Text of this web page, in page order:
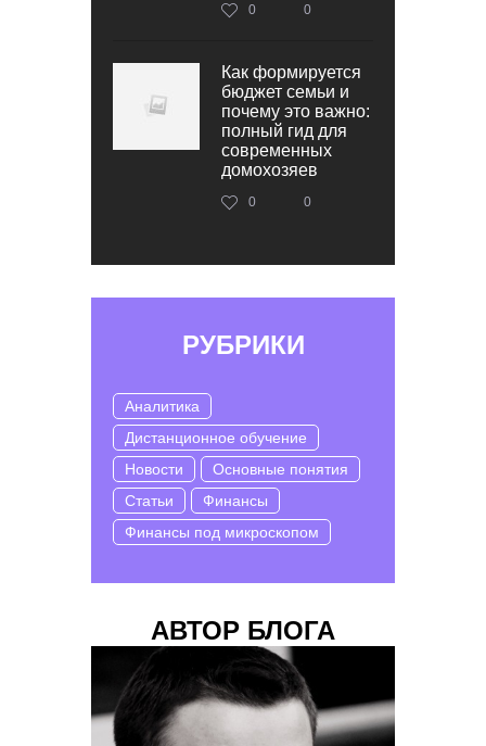
0 0
Как формируется
бюджет семьи и
почему это важно:
полный гид для
современных
домохозяев
0 0
РУБРИКИ
Аналитика
Дистанционное обучение
Новости
Основные понятия
Статьи
Финансы
Финансы под микроскопом
АВТОР БЛОГА